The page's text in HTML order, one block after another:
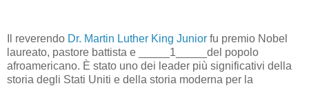
Il reverendo Dr. Martin Luther King Junior fu premio Nobel
laureato, pastore battista e _____1_____del popolo
afroamericano. È stato uno dei leader più significativi della
storia degli Stati Uniti e della storia moderna per la